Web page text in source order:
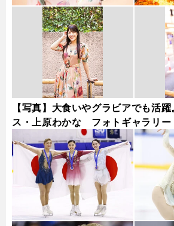
【写真】大食いやグラビアでも活
ス・上原わかな フォトギャラリー